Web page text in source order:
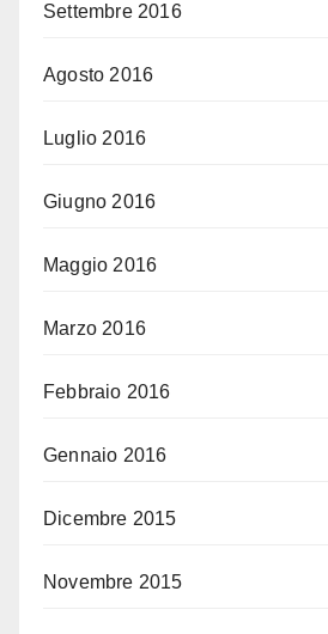
Settembre 2016
Agosto 2016
Luglio 2016
Giugno 2016
Maggio 2016
Marzo 2016
Febbraio 2016
Gennaio 2016
Dicembre 2015
Novembre 2015